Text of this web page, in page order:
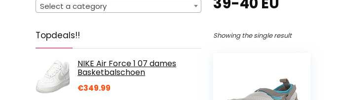
Select a category
Topdeals!!
NIKE Air Force 1 07 dames
Basketbalschoen
€349.99
Showing the single result